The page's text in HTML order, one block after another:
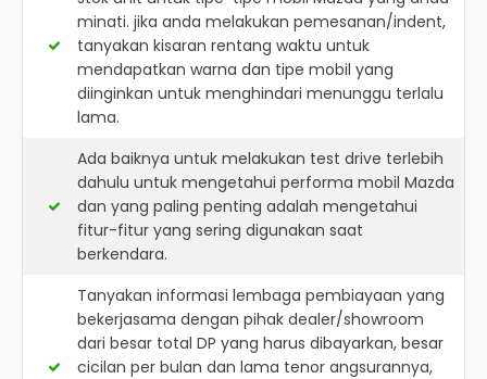
minati. jika anda melakukan pemesanan/indent,
tanyakan kisaran rentang waktu untuk
mendapatkan warna dan tipe mobil yang
diinginkan untuk menghindari menunggu terlalu
lama.
Ada baiknya untuk melakukan test drive terlebih
dahulu untuk mengetahui performa mobil Mazda
dan yang paling penting adalah mengetahui
fitur-fitur yang sering digunakan saat
berkendara.
Tanyakan informasi lembaga pembiayaan yang
bekerjasama dengan pihak dealer/showroom
dari besar total DP yang harus dibayarkan, besar
cicilan per bulan dan lama tenor angsurannya,